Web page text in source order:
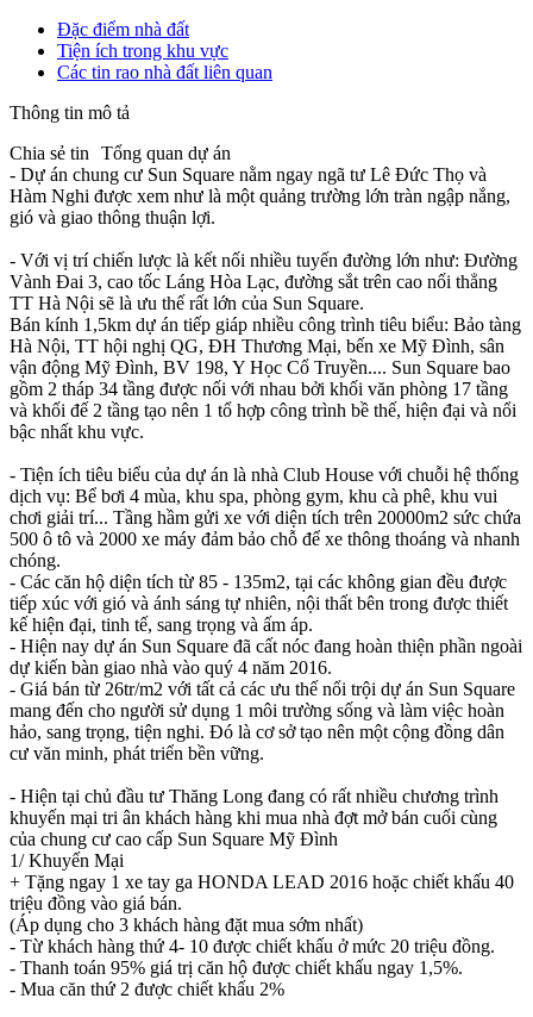
Đặc điểm nhà đất
Tiện ích trong khu vực
Các tin rao nhà đất liên quan
Thông tin mô tả
Chia sẻ tin
Tổng quan dự án
- Dự án chung cư Sun Square nằm ngay ngã tư Lê Đức Thọ và
Hàm Nghi được xem như là một quảng trường lớn tràn ngập nắng,
gió và giao thông thuận lợi.
- Với vị trí chiến lược là kết nối nhiều tuyến đường lớn như: Đường
Vành Đai 3, cao tốc Láng Hòa Lạc, đường sắt trên cao nối thẳng
TT Hà Nội sẽ là ưu thế rất lớn của Sun Square.
Bán kính 1,5km dự án tiếp giáp nhiều công trình tiêu biểu: Bảo tàng
Hà Nội, TT hội nghị QG, ĐH Thương Mại, bến xe Mỹ Đình, sân
vận động Mỹ Đình, BV 198, Y Học Cổ Truyền.... Sun Square bao
gồm 2 tháp 34 tầng được nối với nhau bởi khối văn phòng 17 tầng
và khối đế 2 tầng tạo nên 1 tổ hợp công trình bề thế, hiện đại và nổi
bậc nhất khu vực.
- Tiện ích tiêu biểu của dự án là nhà Club House với chuỗi hệ thống
dịch vụ: Bể bơi 4 mùa, khu spa, phòng gym, khu cà phê, khu vui
chơi giải trí... Tầng hầm gửi xe với diện tích trên 20000m2 sức chứa
500 ô tô và 2000 xe máy đảm bảo chỗ để xe thông thoáng và nhanh
chóng.
- Các căn hộ diện tích từ 85 - 135m2, tại các không gian đều được
tiếp xúc với gió và ánh sáng tự nhiên, nội thất bên trong được thiết
kế hiện đại, tinh tế, sang trọng và ấm áp.
- Hiện nay dự án Sun Square đã cất nóc đang hoàn thiện phần ngoài
dự kiến bàn giao nhà vào quý 4 năm 2016.
- Giá bán từ 26tr/m2 với tất cả các ưu thế nổi trội dự án Sun Square
mang đến cho người sử dụng 1 môi trường sống và làm việc hoàn
hảo, sang trọng, tiện nghi. Đó là cơ sở tạo nên một cộng đồng dân
cư văn minh, phát triển bền vững.
- Hiện tại chủ đầu tư Thăng Long đang có rất nhiều chương trình
khuyến mại tri ân khách hàng khi mua nhà đợt mở bán cuối cùng
của chung cư cao cấp Sun Square Mỹ Đình
1/ Khuyến Mại
+ Tặng ngay 1 xe tay ga HONDA LEAD 2016 hoặc chiết khấu 40
triệu đồng vào giá bán.
(Áp dụng cho 3 khách hàng đặt mua sớm nhất)
- Từ khách hàng thứ 4- 10 được chiết khấu ở mức 20 triệu đồng.
- Thanh toán 95% giá trị căn hộ được chiết khấu ngay 1,5%.
- Mua căn thứ 2 được chiết khấu 2%